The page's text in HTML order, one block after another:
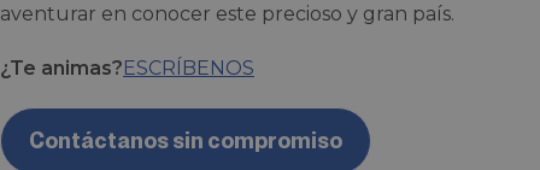
aventurar en conocer este precioso y gran país.
¿Te animas?ESCRÍBENOS
Contáctanos sin compromiso